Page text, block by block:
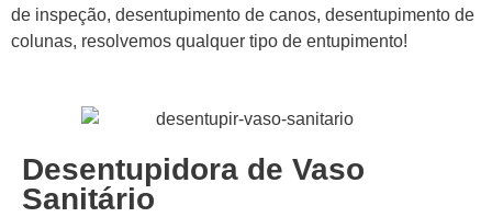
de inspeção, desentupimento de canos, desentupimento de
colunas, resolvemos qualquer tipo de entupimento!
Desentupidora de Vaso
Sanitário